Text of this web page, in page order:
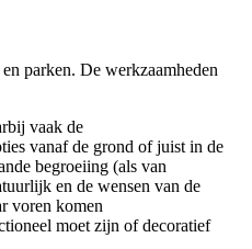
parken. De werkzaamheden
vaak de
vanaf de grond of juist in de
begroeiing (als van
en de wensen van de
voren komen
moet zijn of decoratief